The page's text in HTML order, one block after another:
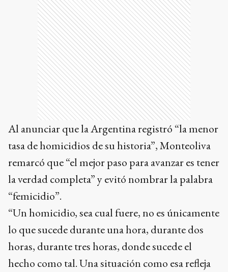
Al anunciar que la Argentina registró “la menor
tasa de homicidios de su historia”, Monteoliva
remarcó que “el mejor paso para avanzar es tener
la verdad completa” y evitó nombrar la palabra
“femicidio”.
“Un homicidio, sea cual fuere, no es únicamente
lo que sucede durante una hora, durante dos
horas, durante tres horas, donde sucede el
hecho como tal. Una situación como esa refleja